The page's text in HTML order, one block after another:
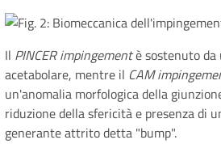
Il PINCER impingementè sostenuto da
acetabolare, mentre il CAM
un'anomalia morfologica della
riduzione della sfericità e presenza di
generante attrito detta "bump".